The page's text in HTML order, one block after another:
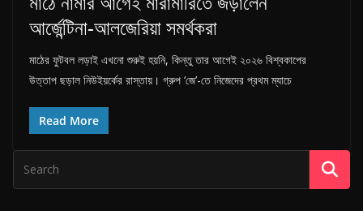
n
g
l
a
e
s
আর্জেন্টিনা-আলজেরিয়া সমর্থকরা
মাঠের ফুটবল লড়াই এখনো শুরুই হয়নি, কিন্তু তার আগেই ২০২৬ বিশ্বকাপের
উত্তাপ ছড়াল নিউইয়র্কের রাস্তায়। গ্রুপ ‘জে’-তে নিজেদের প্রথম ম্যাচে
Read More